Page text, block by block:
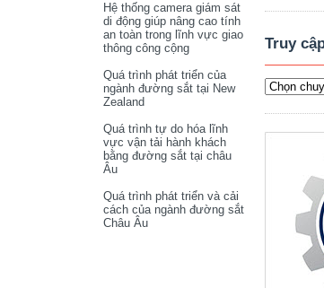
Hệ thống camera giám sát
di động giúp nâng cao tính
an toàn trong lĩnh vực giao
thông công cộng
Quá trình phát triển của
ngành đường sắt tại New
Zealand
Quá trình tự do hóa lĩnh
vực vận tải hành khách
bằng đường sắt tại châu
Âu
Quá trình phát triển và cải
cách của ngành đường sắt
Châu Âu
Truy